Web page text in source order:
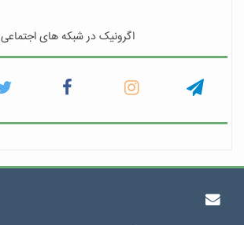
اگرونیک در شبکه های اجتماعی